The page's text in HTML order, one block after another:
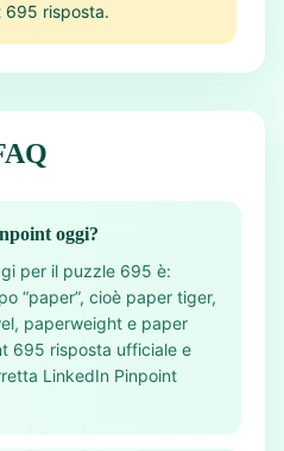
695 risposta.
oggi?
per il puzzle 695 è:
“paper”, cioè paper tiger,
paperweight e paper
695 risposta ufficiale e
LinkedIn Pinpoint